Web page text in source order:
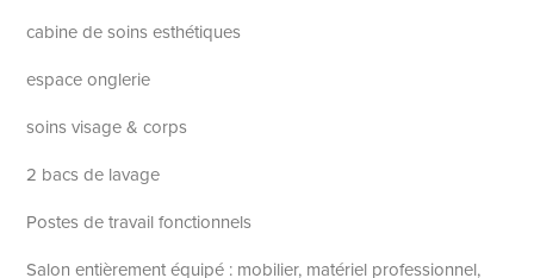
cabine de soins esthétiques
espace onglerie
soins visage & corps
2 bacs de lavage
Postes de travail fonctionnels
Salon entièrement équipé : mobilier, matériel professionnel,